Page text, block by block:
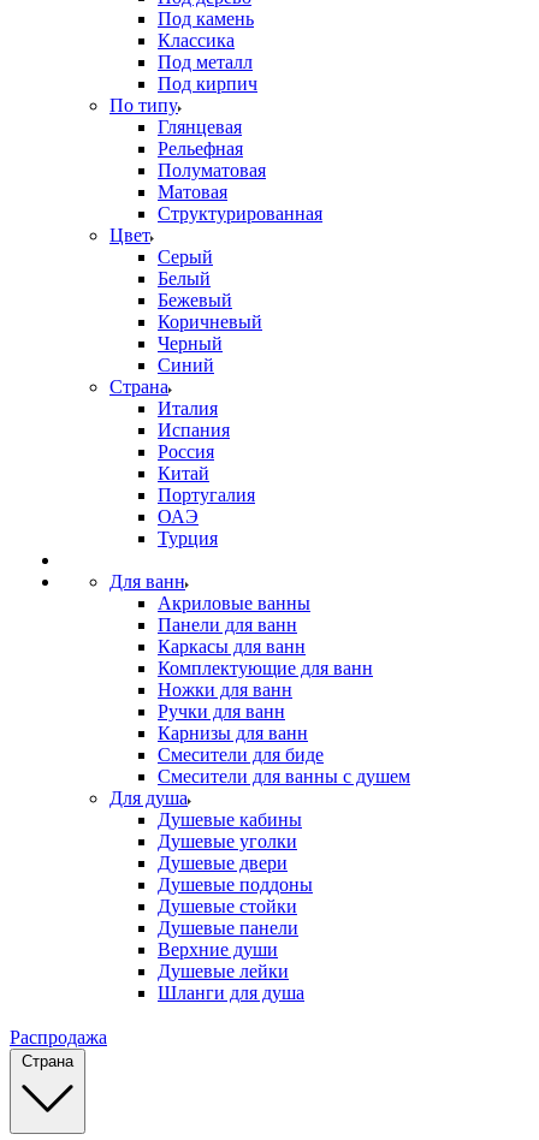
Под камень
Классика
Под металл
Под кирпич
По типу
Глянцевая
Рельефная
Полуматовая
Матовая
Структурированная
Цвет
Серый
Белый
Бежевый
Коричневый
Черный
Синий
Страна
Италия
Испания
Россия
Китай
Португалия
ОАЭ
Турция
Для ванн
Акриловые ванны
Панели для ванн
Каркасы для ванн
Комплектующие для ванн
Ножки для ванн
Ручки для ванн
Карнизы для ванн
Смесители для биде
Смесители для ванны с душем
Для душа
Душевые кабины
Душевые уголки
Душевые двери
Душевые поддоны
Душевые стойки
Душевые панели
Верхние души
Душевые лейки
Шланги для душа
Распродажа
Страна